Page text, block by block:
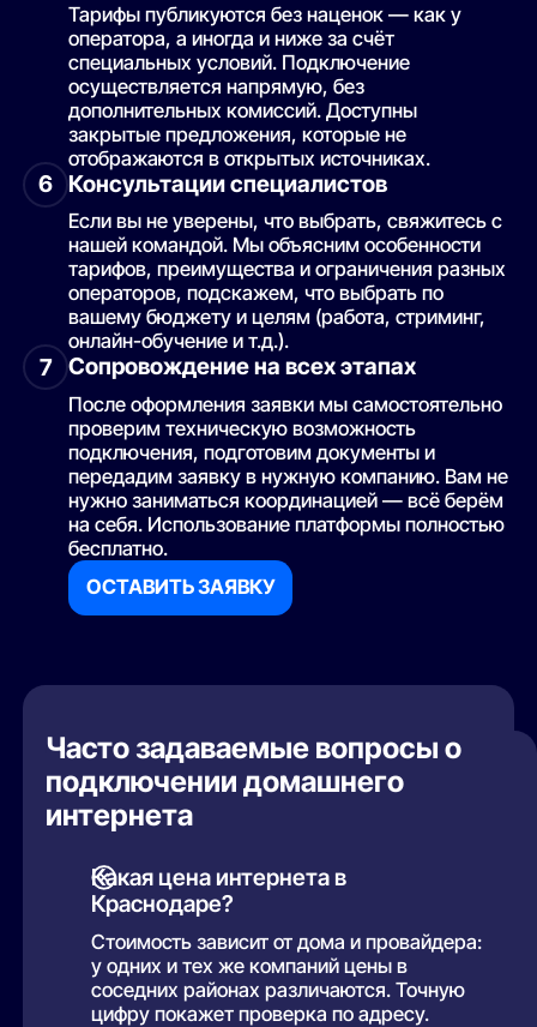
Сограт, жилой комплекс
Спортивный Парк, жилой комплекс
ССК, ЖК Дом на Московской
ССК, ЖК Открытие
ССК, ЖК Ракурс
ССК, ЖК Свобода
ССК, строящиеся объекты
Титаны, жилой комплекс
Фонтаны, жилой квартал
Фонтаны, строящийся жилой комплекс
Хорошая погода, жилой комплекс
Центральный, жилой комплекс
Черноморская финансовая компания, строящиеся
объекты
Эндемик, жилой комплекс
Эстет, жилой комплекс
Южане, жилой комплекс
Тарифы публикуются без наценок — как у
оператора, а иногда и ниже за счёт
специальных условий. Подключение
осуществляется напрямую, без
дополнительных комиссий. Доступны
закрытые предложения, которые не
отображаются в открытых источниках.
6 Консультации специалистов
Если вы не уверены, что выбрать, свяжитесь с
нашей командой. Мы объясним особенности
тарифов, преимущества и ограничения разных
операторов, подскажем, что выбрать по
вашему бюджету и целям (работа, стриминг,
онлайн-обучение и т.д.).
7 Сопровождение на всех этапах
После оформления заявки мы самостоятельно
проверим техническую возможность
подключения, подготовим документы и
передадим заявку в нужную компанию. Вам не
нужно заниматься координацией — всё берём
на себя. Использование платформы полностью
бесплатно.
ОСТАВИТЬ ЗАЯВКУ
Часто задаваемые вопросы о
подключении домашнего
интернета
Какая цена интернета в
Краснодаре?
Стоимость зависит от дома и провайдера:
у одних и тех же компаний цены в
соседних районах различаются. Точную
цифру покажет проверка по адресу.